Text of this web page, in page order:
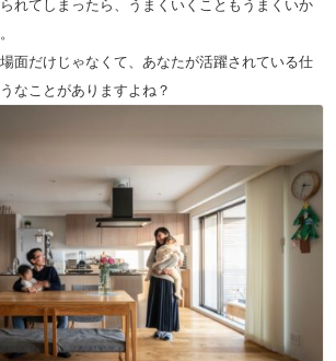
れてしまったら、うまくいくこともうまくいか
面だけじゃなくて、あなたが活躍されている仕
なことがありますよね？